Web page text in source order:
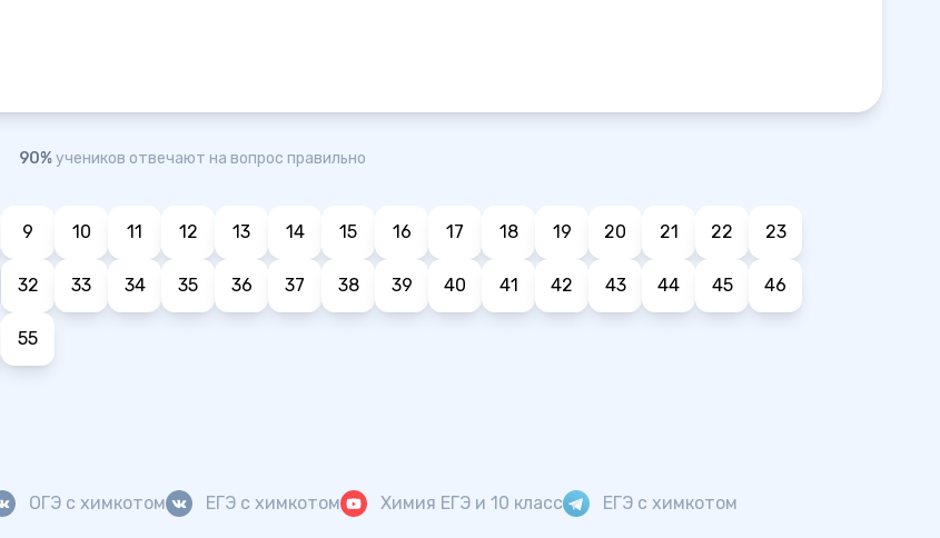
90%учеников отвечают на вопрос правильно
9 10 11 12 13 14 15 16 17 18 19 20 21 22 23
32 33 34 35 36 37 38 39 40 41 42 43 44 45 46
55
ОГЭ с химкотом ЕГЭ с химкотом Химия ЕГЭ и 10 класс ЕГЭ с химкотом